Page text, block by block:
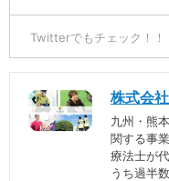
Twitterでもチェック！！
株式会
九州・熊
関する事
療法士が
うち過半